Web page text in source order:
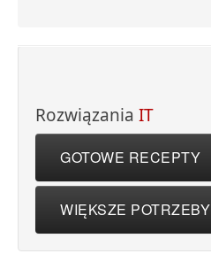
Rozwiązania IT
GOTOWE RECEPTY
WIĘKSZE POTRZEBY